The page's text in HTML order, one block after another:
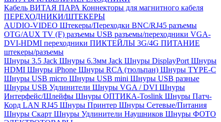
Кабель ВИТАЯ ПАРА Коннекторы для магнитного кабеля
ПЕРЕХОДНИКИ/ШТЕКЕРЫ
AUDIO-VIDEO Штекеры/Переходки BNC/RJ45 разъемы
OTG/AUX TV (F) разъемы USB разъемы/переходники VGA-
DVI-HDMI переходники ПИКТЕЙЛЫ 3G/4G ПИТАНИЕ
штекеры/разъемы
Шнуры 3.5 Jack Шнуры 6.3мм Jack Шнуры DisplayPort Шнуры
HDMI Шнуры iPhone Шнуры RCA (тюльпан) Шнуры TYPE-C
Шнуры USB micro Шнуры USB mini Шнуры USB разные
Шнуры USB Удлинители Шнуры VGA / DVI Шнуры
Интерфейс/Шлейфы Шнуры ОПТИКА-Toslink Шнуры Патч-
Корд LAN RJ45 Шнуры Принтер Шнуры Сетевые/Питания
Шнуры Скарт Шнуры Удлинители Наушников Шнуры ФОТО